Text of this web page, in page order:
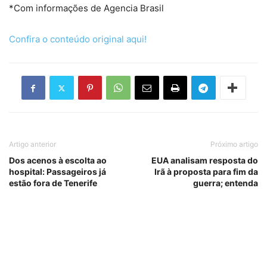
*Com informações de Agencia Brasil
Confira o conteúdo original aqui!
Artigo anterior
Dos acenos à escolta ao
hospital: Passageiros já
estão fora de Tenerife
Próximo artigo
EUA analisam resposta do
Irã à proposta para fim da
guerra; entenda